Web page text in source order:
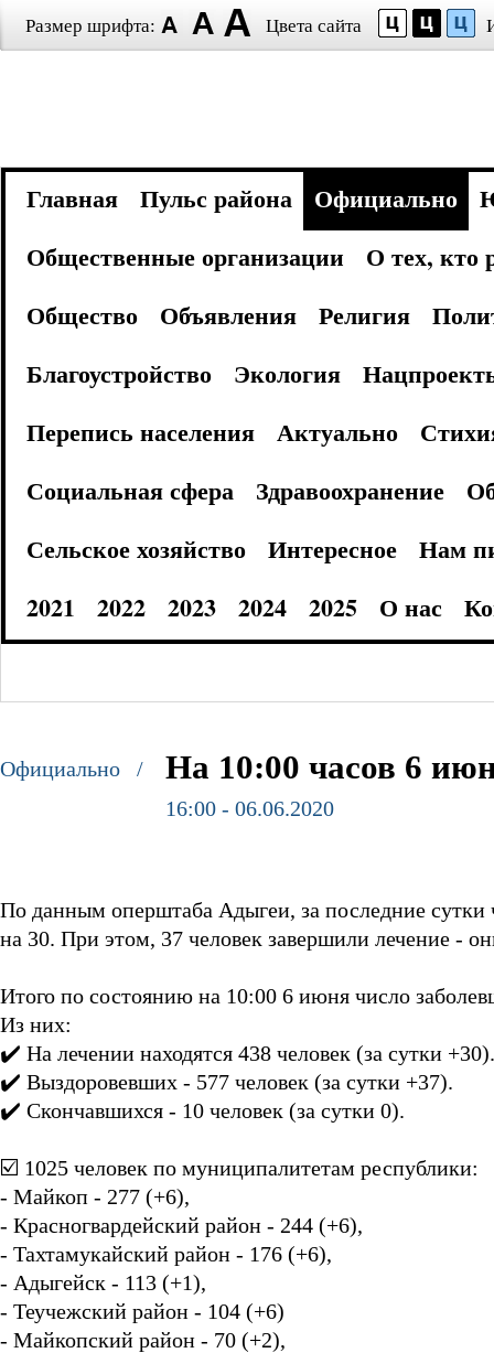
Размер шрифта: Цвета сайта
Главная Пульс района Официально
Общественные организации
О тех, кто
Общество
Объявления Религия
Благоустройство
Экология
Перепись населения
Актуально
Социальная сфера
Здравоохранение
Сельское хозяйство
Интересное
Нам
2021
2022 2023 2024 2025 О нас
Официально / На 10:00 часов 6
16:00 - 06.06.2020
По данным оперштаба Адыгеи, за последние сутки
на 30. При этом, 37 человек завершили лечение -
Итого по состоянию на 10:00 6 июня число
Из них:
✔️ На лечении находятся 438 человек (за сутки +30).
✔️ Выздоровевших - 577 человек (за сутки +37).
✔️ Скончавшихся - 10 человек (за сутки 0).
☑️ 1025 человек по муниципалитетам республики:
- Майкоп - 277 (+6),
- Красногвардейский район - 244 (+6),
- Тахтамукайский район - 176 (+6),
- Адыгейск - 113 (+1),
- Теучежский район - 104 (+6)
- Майкопский район - 70 (+2),